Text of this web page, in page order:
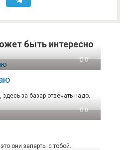
быть интересно
0
за базар отвечать надо.
0
они заперты с тобой.